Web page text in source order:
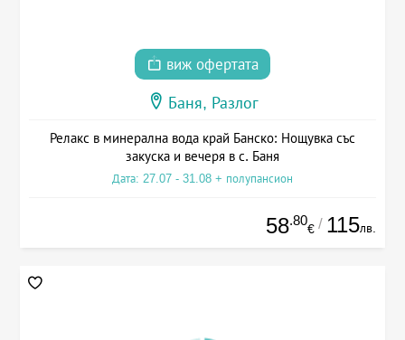
виж офертата
Баня, Разлог
Релакс в минерална вода край Банско: Нощувка със
закуска и вечеря в с. Баня
Дата: 27.07 - 31.08 + полупансион
58.80
€ / 115лв.